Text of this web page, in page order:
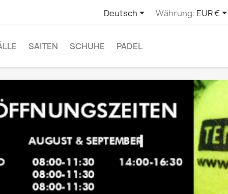
Deutsch Währung: EUR €
SAITEN SCHUHE PADEL